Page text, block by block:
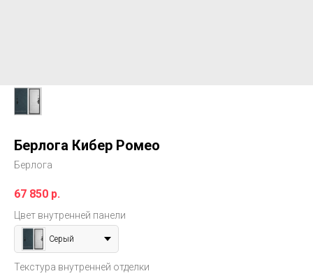
Берлога Кибер Ромео
Берлога
67 850 р.
Цвет внутренней панели
Серый
Текстура внутренней отделки